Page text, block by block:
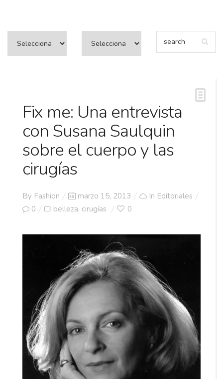
Fix me: Una entrevista
con Susana Saulquin
sobre el cuerpo y las
cirugías
By Fashion
Posted
on
marzo 15, 2013 In Editoriales
0
belleza, cirugías 0